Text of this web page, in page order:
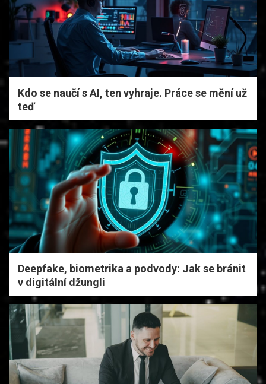
Kdo se naučí s AI, ten vyhraje. Práce se mění už
teď
Deepfake, biometrika a podvody: Jak se bránit
v digitální džungli